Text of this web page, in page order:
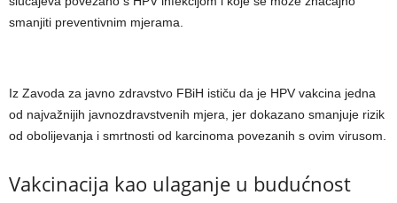
smanjiti preventivnim mjerama.
Iz Zavoda za javno zdravstvo FBiH ističu da je HPV vakcina jedna
od najvažnijih javnozdravstvenih mjera, jer dokazano smanjuje rizik
od obolijevanja i smrtnosti od karcinoma povezanih s ovim virusom.
Vakcinacija kao ulaganje u budućnost